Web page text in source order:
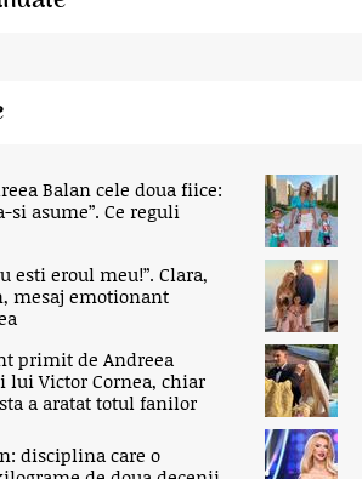
Balan cele doua fiice:
si asume”. Ce reguli
esti eroul meu!”. Clara,
mesaj emotionant
primit de Andreea
Victor Cornea, chiar
a aratat totul fanilor
disciplina care o